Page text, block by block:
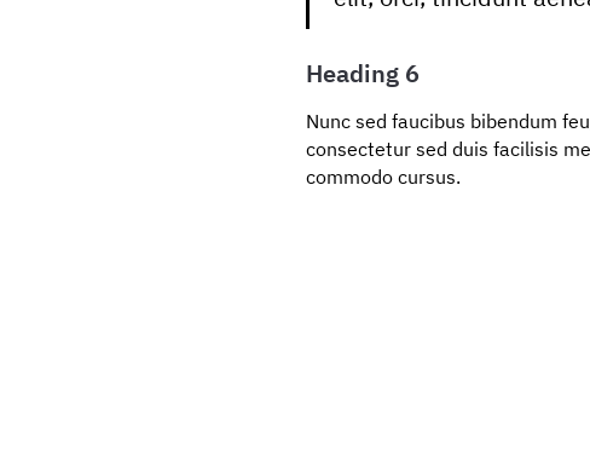
Heading 6
Nunc sed faucibus bibendum
consectetur sed duis facilisis
commodo cursus.